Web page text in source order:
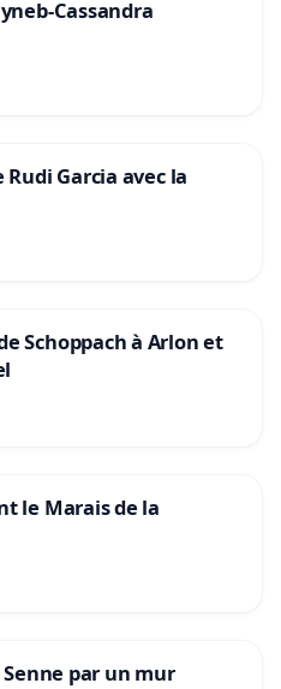
Cassandra
Garcia avec la
Schoppach à Arlon et
le Marais de la
par un mur